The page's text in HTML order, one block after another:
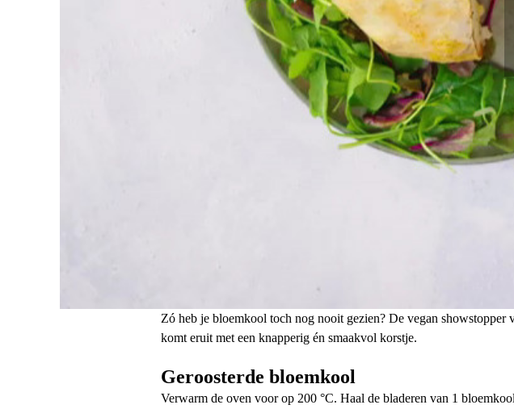
Zó heb je bloemkool toch nog nooit gezien? De vegan showstopper
komt eruit met een knapperig én smaakvol korstje.
Geroosterde bloemkool
Verwarm de oven voor op 200 °C. Haal de bladeren van 1